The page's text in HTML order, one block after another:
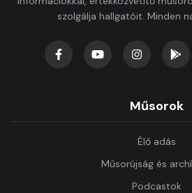
szolgálja hallgatóit. Minden
Műsorok
Élő adás
Műsorújság és
Podcastok